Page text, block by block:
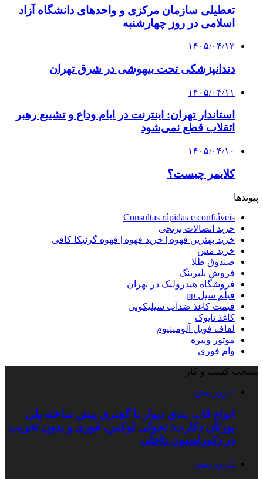
تعطیلی سازمان مرکزی و واحدهای دانشگاه آزاد
اسلامی در روز چهارشنبه
۱۴۰۵/۰۴/۱۳
دندانپزشکی تحت بیهوشی در شرق تهران
۱۴۰۵/۰۴/۱۱
استاندار تهران: اینترنت در ایام وداع و تشییع رهبر
اتقلاب قطع نمی‌شود
۱۴۰۵/۰۴/۱۰
کلایمر چیست؟
پیوندها
Consultas rápidas e confiáveis
خرید اتصالات برنجی
خرید بهترین قهوه | خرید قهوه | قهوه گرنیکا کافی
خرید مس
صندوق طلا
فروش بلبرینگ
فروشگاه هیدرولیک در تهران
فیلم سیل pp
قیمت کاغذ ضدآب سیلیکونی
کاغذ تایوک
لفاف فویل آلومینیوم
موتور ویبره
وام فوری
منتخب کسب و کار
5 روز پیش
انواع قاب بندی دیوار با گچبری پیش ساخته پلی
یورتان دکارت؛ تحولی لوکس، فوری و بدون تخریب
در دکوراسیون داخلی
6 روز پیش